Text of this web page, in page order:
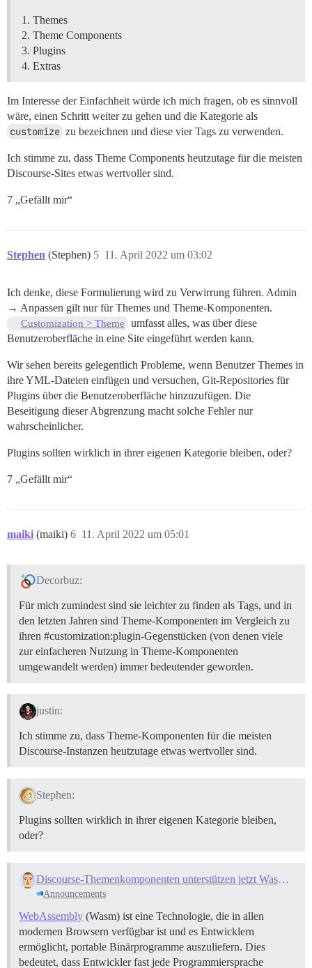
Themes
Theme Components
Plugins
Extras
Im Interesse der Einfachheit würde ich mich fragen, ob es sinnvoll
wäre, einen Schritt weiter zu gehen und die Kategorie als
customize zu bezeichnen und diese vier Tags zu verwenden.
Ich stimme zu, dass Theme Components heutzutage für die meisten
Discourse-Sites etwas wertvoller sind.
7 „Gefällt mir“
Stephen (Stephen) 11. April 2022 um 03:02
5
Ich denke, diese Formulierung wird zu Verwirrung führen. Admin
→ Anpassen gilt nur für Themes und Theme-Komponenten.
Customization > Theme
umfasst alles, was über diese
Benutzeroberfläche in eine Site eingeführt werden kann.
Wir sehen bereits gelegentlich Probleme, wenn Benutzer Themes in
ihre YML-Dateien einfügen und versuchen, Git-Repositories für
Plugins über die Benutzeroberfläche hinzuzufügen. Die
Beseitigung dieser Abgrenzung macht solche Fehler nur
wahrscheinlicher.
Plugins sollten wirklich in ihrer eigenen Kategorie bleiben, oder?
7 „Gefällt mir“
maiki (maiki) 11. April 2022 um 05:01
6
Decorbuz:
Für mich zumindest sind sie leichter zu finden als Tags, und in
den letzten Jahren sind Theme-Komponenten im Vergleich zu
ihren #customization:plugin-Gegenstücken (von denen viele
zur einfacheren Nutzung in Theme-Komponenten
umgewandelt werden) immer bedeutender geworden.
justin:
Ich stimme zu, dass Theme-Komponenten für die meisten
Discourse-Instanzen heutzutage etwas wertvoller sind.
Stephen:
Plugins sollten wirklich in ihrer eigenen Kategorie bleiben,
oder?
Discourse-Themenkomponenten unterstützen jetzt Wasm
Announcements
WebAssembly (Wasm) ist eine Technologie, die in allen
modernen Browsern verfügbar ist und es Entwicklern
ermöglicht, portable Binärprogramme auszuliefern. Dies
bedeutet, dass Entwickler fast jede Programmiersprache